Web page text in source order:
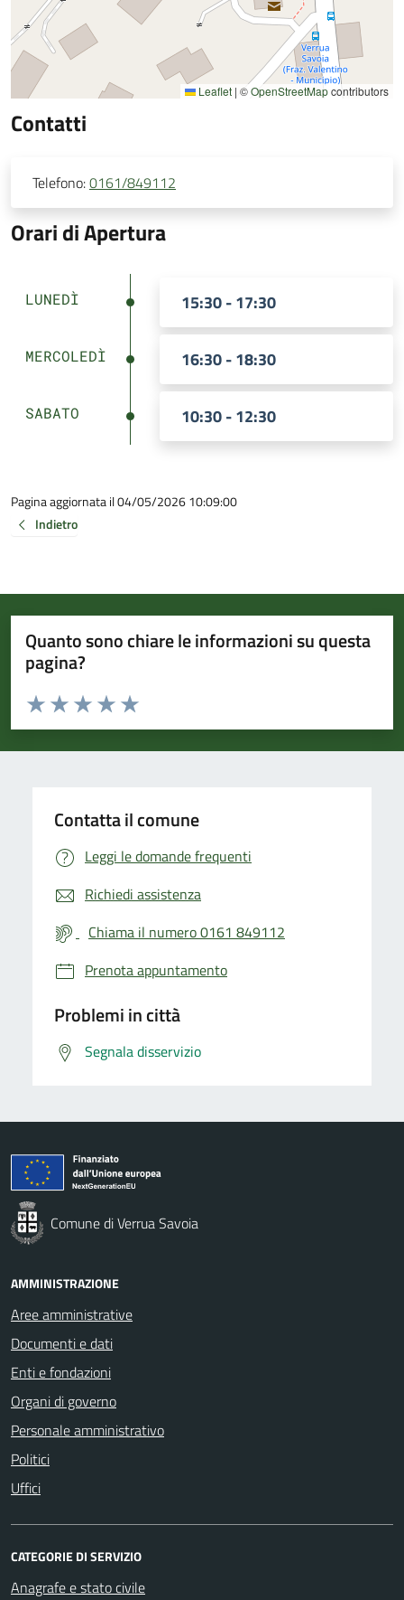
Leaflet | ©OpenStreetMapcontributors
Contatti
Telefono:0161/849112
Orari di Apertura
LUNEDÌ 15:30 - 17:30
MERCOLEDÌ 16:30 - 18:30
SABATO 10:30 - 12:30
Pagina aggiornata il 04/05/2026 10:09:00
Indietro
Quanto sono chiare le informazioni su questa
pagina?
Valuta da 1 a 5 stelle la pagina
Valuta 5 stelle su 5
Valuta 4 stelle su 5
Valuta 3 stelle su 5
Valuta 2 stelle su 5
Valuta 1 stelle su 5
Contatta il comune
Leggi le domande frequenti
Richiedi assistenza
Chiama il numero 0161 849112
Prenota appuntamento
Problemi in città
Segnala disservizio
Comune di Verrua Savoia
AMMINISTRAZIONE
Aree amministrative
Documenti e dati
Enti e fondazioni
Organi di governo
Personale amministrativo
Politici
Uffici
CATEGORIE DI SERVIZIO
Anagrafe e stato civile